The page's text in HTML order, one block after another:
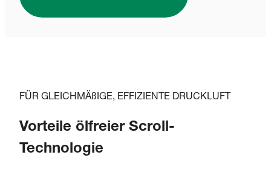
FÜR GLEICHMÄßIGE, EFFIZIENTE DRUCKLUFT
Vorteile ölfreier Scroll-
Technologie